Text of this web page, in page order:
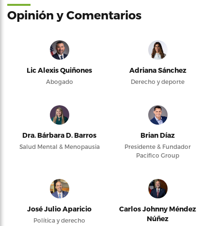
Opinión y Comentarios
Lic Alexis Quiñones
Abogado
Adriana Sánchez
Derecho y deporte
Dra. Bárbara D. Barros
Salud Mental & Menopausia
Brian Díaz
Presidente & Fundador
Pacifico Group
José Julio Aparicio
Política y derecho
Carlos Johnny Méndez
Núñez